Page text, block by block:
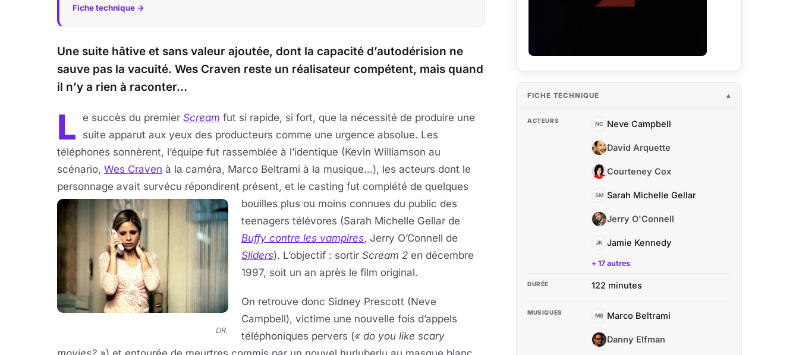
Fiche technique →
Une suite hâtive et sans valeur ajoutée, dont la capacité d’autodérision ne
sauve pas la vacuité. Wes Craven reste un réalisateur compétent, mais quand
il n’y a rien à raconter…
L e succès du premier Scream fut si rapide, si fort, que la nécessité de produire une
suite apparut aux yeux des producteurs comme une urgence absolue. Les
téléphones sonnèrent, l’équipe fut rassemblée à l’identique (Kevin Williamson au
scénario, Wes Craven à la caméra, Marco Beltrami à la musique…), les acteurs dont le
personnage avait survécu répondirent présent, et le casting fut complété de
DR.
quelques
bouilles plus ou moins connues du public des
teenagers télévores (Sarah Michelle Gellar de
Buffy contre les vampires, Jerry O’Connell de
Sliders). L’objectif : sortir Scream 2 en décembre
1997, soit un an après le film original.
On retrouve donc Sidney Prescott (Neve
Campbell), victime une nouvelle fois d’appels
téléphoniques pervers (« do you like scary
FICHE TECHNIQUE
ACTEURS NC Neve Campbell
DA David Arquette
CC Courteney Cox
SM Sarah Michelle Gellar
JO Jerry O'Connell
JK Jamie Kennedy
+ 17 autres
DURÉE 122 minutes
MUSIQUES MB Marco Beltrami
DE Danny Elfman